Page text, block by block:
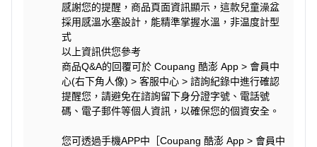
感謝您的提醒，商品頁面資訊顯示，這款兒童澡盆
採用感溫水塞設計，能精準掌握水溫，非温度計型
式
以上資訊供您參考
商品Q&A的回覆可於 Coupang 酷澎 App > 會員中
心(右下角人像) > 客服中心 > 諮詢紀錄中進行確認
提醒您，請避免在諮詢留下身分證字號、電話號
碼、電子郵件等個人資訊，以確保您的個資安全。
您可透過手機APP中［Coupang 酷澎 App > 會員中